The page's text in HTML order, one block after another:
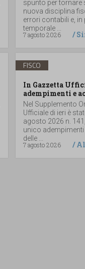
spunto per tornare
nuova disciplina
errori contabili e,
temporale ...
7 agosto 2026
/
FISCO
In Gazzetta
adempimenti e
Nel Supplemento
Ufficiale di ieri è
agosto 2026 n.
unico adempimenti
delle ...
7 agosto 2026
/